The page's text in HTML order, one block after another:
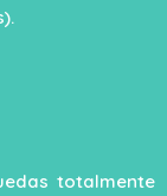
totalmente